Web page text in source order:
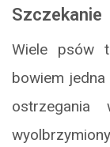
Szczekanie
Wiele psów
bowiem
ostrzegania